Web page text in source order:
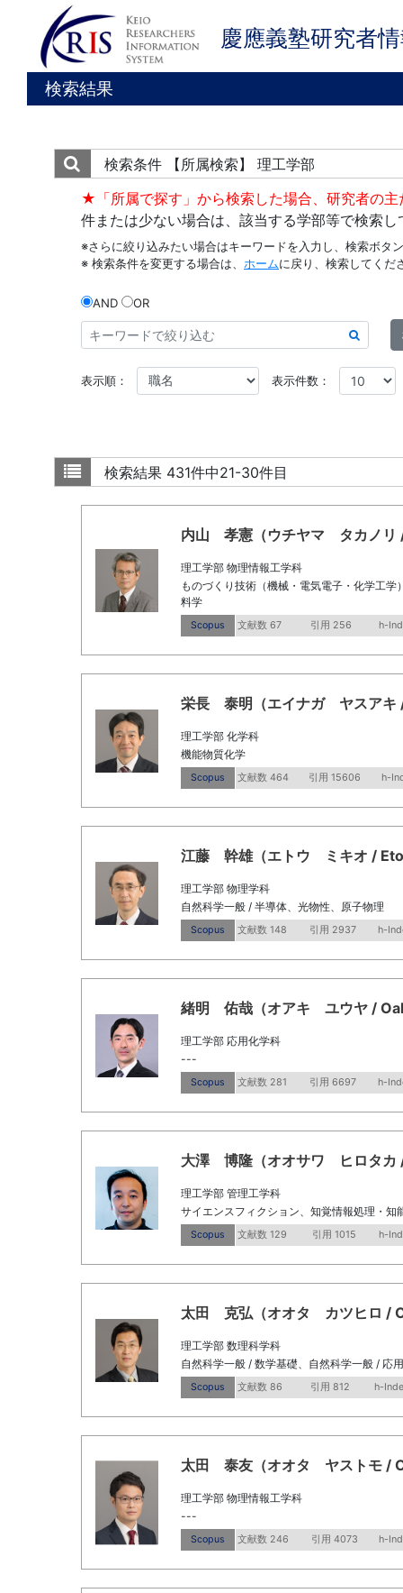
慶應義塾研究者
検索結果
検索条件
【所属検索】 理工学部
★「所属で探す」から検索した場合、研究者の
件または少ない場合は、該当する学部等で検索し
※さらに絞り込みたい場合はキーワードを入力し、検索ボタ
※ 検索条件を変更する場合は、 ホームに戻り、検索してくだ
AND OR
表示順： 表示件数：
検索結果 431件中21-30件目
内山 孝憲（ウチヤマ タカノリ
理工学部 物理情報工学科
ものづくり技術（機械・電気電子・化学工
料学
Scopus 文献数 67 引用 256 h-
栄長 泰明（エイナガ ヤスアキ
理工学部 化学科
機能物質化学
Scopus 文献数 464 引用 15606 h-
江藤 幹雄（エトウ ミキオ /
理工学部 物理学科
自然科学一般 / 半導体、光物性、原子物理
Scopus 文献数 148 引用 2937 h-
緒明 佑哉（オアキ ユウヤ /
理工学部 応用化学科
---
Scopus 文献数 281 引用 6697 h-
大澤 博隆（オオサワ ヒロタカ
理工学部 管理工学科
サイエンスフィクション、知覚情報処理・
Scopus 文献数 129 引用 1015 h-
太田 克弘（オオタ カツヒロ /
理工学部 数理科学科
自然科学一般 / 数学基礎、自然科学一般 / 応
Scopus 文献数 86 引用 812 h-
太田 泰友（オオタ ヤストモ /
理工学部 物理情報工学科
---
Scopus 文献数 246 引用 4073 h-